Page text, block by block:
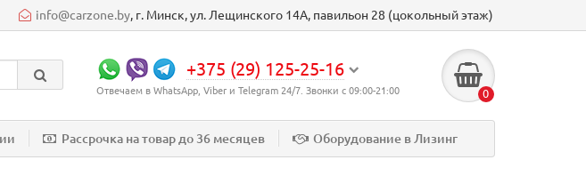
info@carzone.by, г. Минск, ул. Лещинского 14А, павильон 28 (цокольный этаж)
+375 (29) 125-25-16
Отвечаем в WhatsApp, Viber и Telegram 24/7. Звонки с 09:00-21:00 0
Рассрочка на товар до 36 месяцев Оборудование в Лизинг